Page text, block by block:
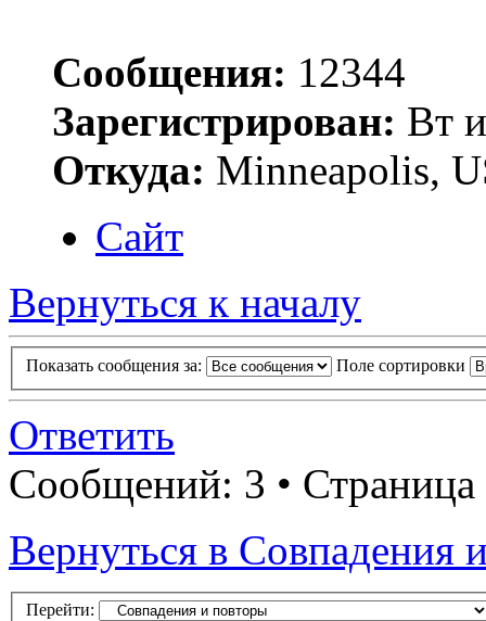
Сообщения: 12344
Зарегистрирован: Вт
Откуда: Minneapolis,
Сайт
Вернуться к началу
Показать сообщения за: Поле сортировки
Ответить
Сообщений: 3 • Страница
Вернуться в Совпадения
Перейти: